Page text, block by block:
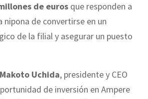
de euros que responden a
nipona de convertirse en un
de la filial y asegurar un puesto
Makoto Uchida, presidente y CEO
de inversión en Ampere